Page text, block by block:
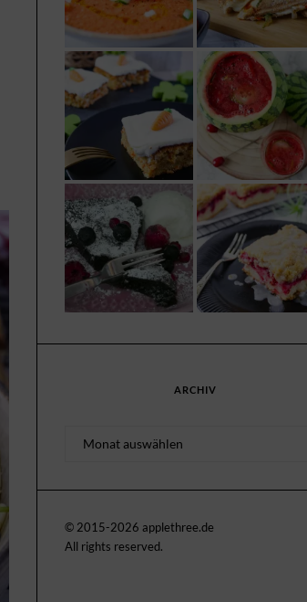
ARCHIV
© 2015-2026 applethree.de
All rights reserved.